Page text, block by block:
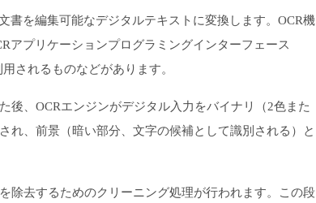
書を編集可能なデジタルテキストに変換します。OCR機
アプリケーションプログラミングインターフェース
されるものなどがあります。
後、OCRエンジンがデジタル入力をバイナリ（2色また
れ、前景（暗い部分、文字の候補として識別される）と
除去するためのクリーニング処理が行われます。この段